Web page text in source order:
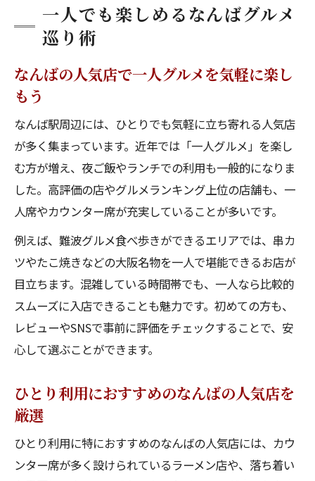
一人でも楽しめるなんばグルメ
巡り術
なんばの人気店で一人グルメを気軽に楽し
もう
なんば駅周辺には、ひとりでも気軽に立ち寄れる人気店
が多く集まっています。近年では「一人グルメ」を楽し
む方が増え、夜ご飯やランチでの利用も一般的になりま
した。高評価の店やグルメランキング上位の店舗も、一
人席やカウンター席が充実していることが多いです。
例えば、難波グルメ食べ歩きができるエリアでは、串カ
ツやたこ焼きなどの大阪名物を一人で堪能できるお店が
目立ちます。混雑している時間帯でも、一人なら比較的
スムーズに入店できることも魅力です。初めての方も、
レビューやSNSで事前に評価をチェックすることで、安
心して選ぶことができます。
ひとり利用におすすめのなんばの人気店を
厳選
ひとり利用に特におすすめのなんばの人気店には、カウ
ンター席が多く設けられているラーメン店や、落ち着い